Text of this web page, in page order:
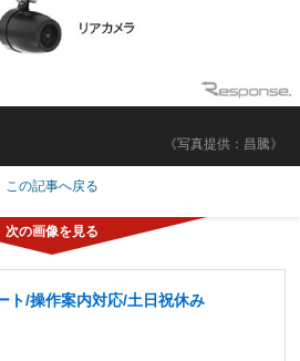
《写真提供：昌騰》
この記事へ戻る
ト/操作案内対応/土日祝休み